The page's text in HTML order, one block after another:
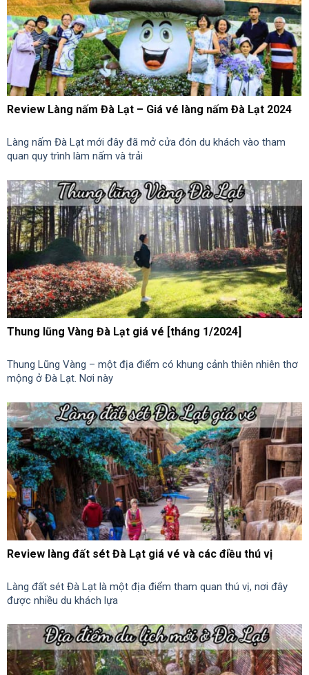
Review Làng nấm Đà Lạt – Giá vé làng nấm Đà Lạt 2024
Làng nấm Đà Lạt mới đây đã mở cửa đón du khách vào tham
quan quy trình làm nấm và trải
Thung lũng Vàng Đà Lạt giá vé [tháng 1/2024]
Thung Lũng Vàng – một địa điểm có khung cảnh thiên nhiên thơ
mộng ở Đà Lạt. Nơi này
Review làng đất sét Đà Lạt giá vé và các điều thú vị
Làng đất sét Đà Lạt là một địa điểm tham quan thú vị, nơi đây
được nhiều du khách lựa